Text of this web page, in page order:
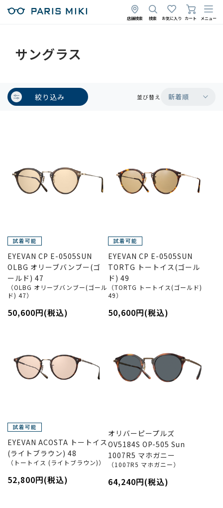
店舗検索 検索 お気に入り カート メニュー
サングラス
絞り込み 並び替え 新着順
EYEVAN CP E-0505SUN
OLBG オリーブバンブー(ゴ
ールド) 47
（OLBG オリーブバンブー(ゴール
ド) 47）
50,600円(税込)
EYEVAN CP E-0505SUN
TORTG トートイス(ゴール
ド) 49
（TORTG トートイス(ゴールド)
49）
50,600円(税込)
EYEVAN ACOSTA トートイス
(ライトブラウン) 48
（トートイス (ライトブラウン)）
52,800円(税込)
オリバーピープルズ
OV5184S OP-505 Sun
1007R5 マホガニー
（1007R5 マホガニー）
64,240円(税込)